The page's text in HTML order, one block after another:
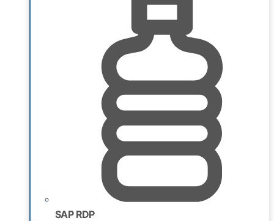
SAP RDP